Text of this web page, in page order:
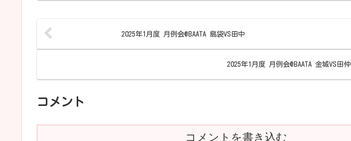
2025年1月度 月例会@BAATA 島袋VS田中
2025年1月度 月例会@BAATA 金城VS田仲
コメント
コメントを書き込む